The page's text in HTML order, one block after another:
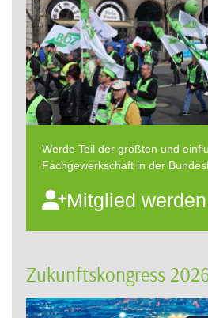
Werde Teil der größten und
Fachgewerkschaft in der
Mitglied werden
Zukunftskongress